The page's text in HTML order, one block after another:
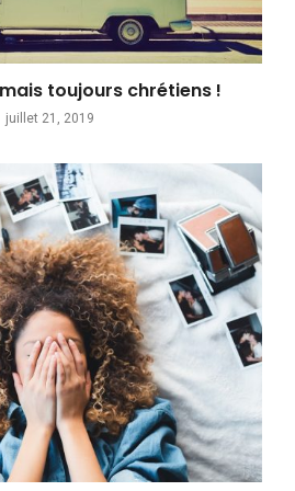
toujours chrétiens !
juillet 21, 2019